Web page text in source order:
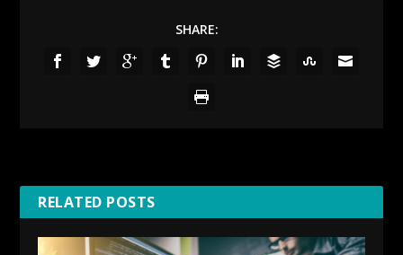
SHARE:
RELATED POSTS